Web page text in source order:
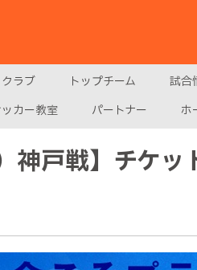
クラブ トップチーム 試合
カー教室
パートナー ホ
神戸戦】チケ